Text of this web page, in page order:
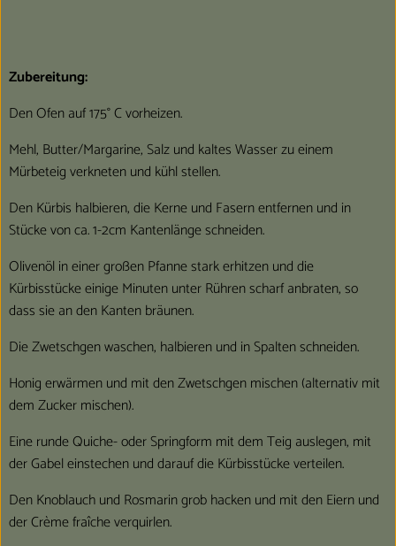
Zubereitung:
Den Ofen auf 175° C vorheizen.
Mehl, Butter/Margarine, Salz und kaltes Wasser zu einem
Mürbeteig verkneten und kühl stellen.
Den Kürbis halbieren, die Kerne und Fasern entfernen und in
Stücke von ca. 1-2cm Kantenlänge schneiden.
Olivenöl in einer großen Pfanne stark erhitzen und die
Kürbisstücke einige Minuten unter Rühren scharf anbraten, so
dass sie an den Kanten bräunen.
Die Zwetschgen waschen, halbieren und in Spalten schneiden.
Honig erwärmen und mit den Zwetschgen mischen (alternativ mit
dem Zucker mischen).
Eine runde Quiche- oder Springform mit dem Teig auslegen, mit
der Gabel einstechen und darauf die Kürbisstücke verteilen.
Den Knoblauch und Rosmarin grob hacken und mit den Eiern und
der Crème fraîche verquirlen.